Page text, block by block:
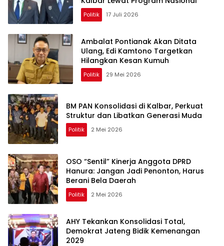
Politik 17 Juli 2026
Ambalat Pontianak Akan Ditata
Ulang, Edi Kamtono Targetkan
Hilangkan Kesan Kumuh
Politik 29 Mei 2026
BM PAN Konsolidasi di Kalbar, Perkuat
Struktur dan Libatkan Generasi Muda
Politik 2 Mei 2026
OSO “Sentil” Kinerja Anggota DPRD
Hanura: Jangan Jadi Penonton, Harus
Berani Bela Daerah
Politik 2 Mei 2026
AHY Tekankan Konsolidasi Total,
Demokrat Jateng Bidik Kemenangan
2029